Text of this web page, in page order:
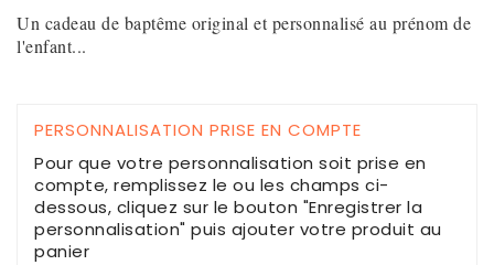
Un cadeau de baptême original et personnalisé au prénom de
l'enfant...
PERSONNALISATION PRISE EN COMPTE
Pour que votre personnalisation soit prise en
compte, remplissez le ou les champs ci-
dessous, cliquez sur le bouton "Enregistrer la
personnalisation" puis ajouter votre produit au
panier